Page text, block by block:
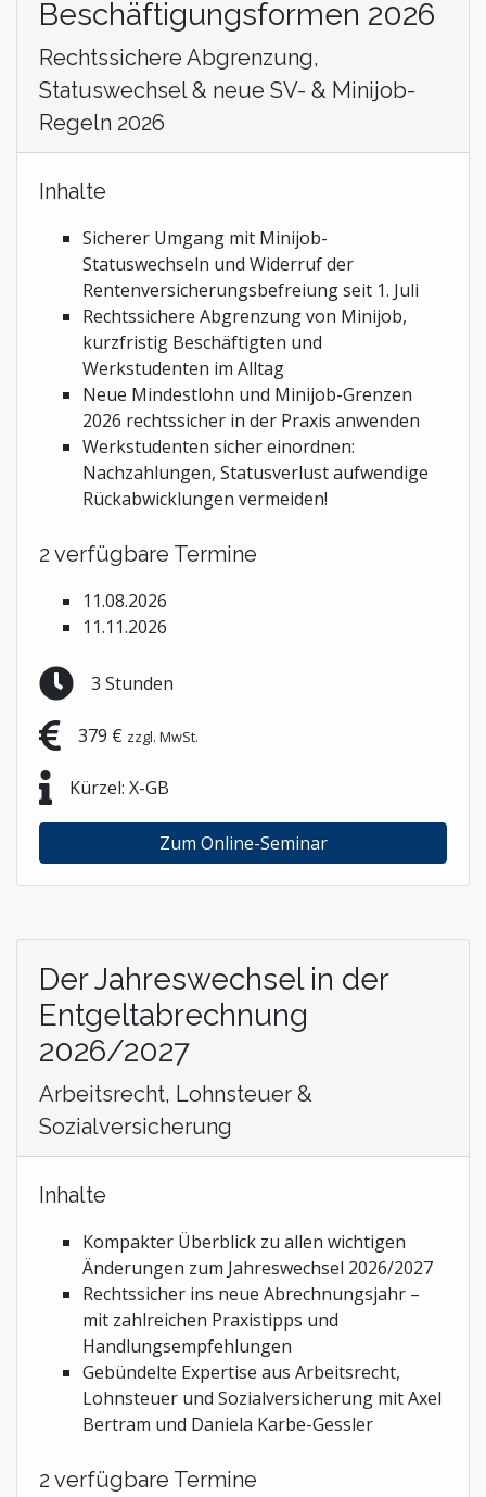
Beschäftigungsformen 2026
Rechtssichere Abgrenzung,
Statuswechsel & neue SV- & Minijob-
Regeln 2026
Inhalte
Sicherer Umgang mit Minijob-
Statuswechseln und Widerruf der
Rentenversicherungsbefreiung seit 1. Juli
Rechtssichere Abgrenzung von Minijob,
kurzfristig Beschäftigten und
Werkstudenten im Alltag
Neue Mindestlohn und Minijob-Grenzen
2026 rechtssicher in der Praxis anwenden
Werkstudenten sicher einordnen:
Nachzahlungen, Statusverlust aufwendige
Rückabwicklungen vermeiden!
2 verfügbare Termine
11.08.2026
11.11.2026
3 Stunden
379 € zzgl. MwSt.
Kürzel: X-GB
Zum Online-Seminar
Der Jahreswechsel in der
Entgeltabrechnung
2026/2027
Arbeitsrecht, Lohnsteuer &
Sozialversicherung
Inhalte
Kompakter Überblick zu allen wichtigen
Änderungen zum Jahreswechsel 2026/2027
Rechtssicher ins neue Abrechnungsjahr –
mit zahlreichen Praxistipps und
Handlungsempfehlungen
Gebündelte Expertise aus Arbeitsrecht,
Lohnsteuer und Sozialversicherung mit Axel
Bertram und Daniela Karbe-Gessler
2 verfügbare Termine